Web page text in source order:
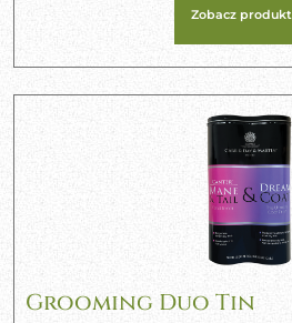
Zobacz produkt
Grooming Duo Tin